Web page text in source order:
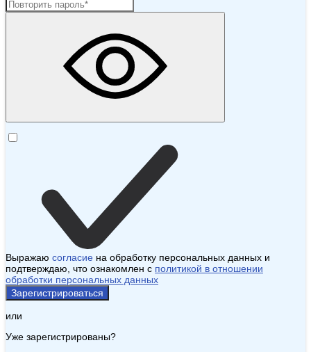
Выражаю согласие на обработку персональных данных и
подтверждаю, что ознакомлен с политикой в отношении
обработки персональных данных
Зарегистрироваться
или
Уже зарегистрированы?